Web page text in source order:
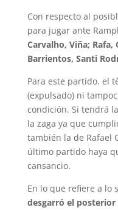
Con respecto al
para jugar ante
Carvalho, Viña; Rafa,
Barrientos, Santi
Para este partido. el
(expulsado) ni
condición. Si tendrá
la zaga ya que
también la de Rafael
último partido haya
cansancio.
En lo que refiere a lo
desgarró el posterior